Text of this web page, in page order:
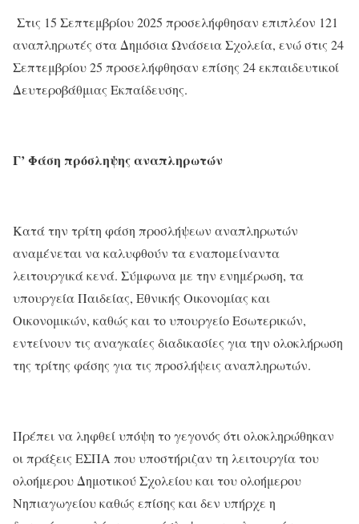
Στις 15 Σεπτεμβρίου 2025 προσελήφθησαν επιπλέον 121
αναπληρωτές στα Δημόσια Ωνάσεια Σχολεία, ενώ στις 24
Σεπτεμβρίου 25 προσελήφθησαν επίσης 24 εκπαιδευτικοί
Δευτεροβάθμιας Εκπαίδευσης.
Γ’ Φάση πρόσληψης αναπληρωτών
Κατά την τρίτη φάση προσλήψεων αναπληρωτών
αναμένεται να καλυφθούν τα εναπομείναντα
λειτουργικά κενά. Σύμφωνα με την ενημέρωση, τα
υπουργεία Παιδείας, Εθνικής Οικονομίας και
Οικονομικών, καθώς και το υπουργείο Εσωτερικών,
εντείνουν τις αναγκαίες διαδικασίες για την ολοκλήρωση
της τρίτης φάσης για τις προσλήψεις αναπληρωτών.
Πρέπει να ληφθεί υπόψη το γεγονός ότι ολοκληρώθηκαν
οι πράξεις ΕΣΠΑ που υποστήριζαν τη λειτουργία του
ολοήμερου Δημοτικού Σχολείου και του ολοήμερου
Νηπιαγωγείου καθώς επίσης και δεν υπήρχε η